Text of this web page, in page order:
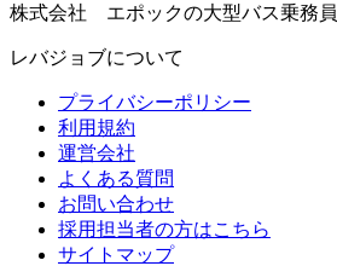
株式会社 エポックの大型バス乗務員
レバジョブについて
プライバシーポリシー
利用規約
運営会社
よくある質問
お問い合わせ
採用担当者の方はこちら
サイトマップ